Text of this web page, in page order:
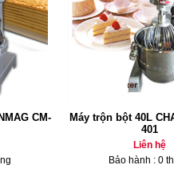
CM-
Máy trộn bột 40L
401
Liên hệ
Bảo hành : 0